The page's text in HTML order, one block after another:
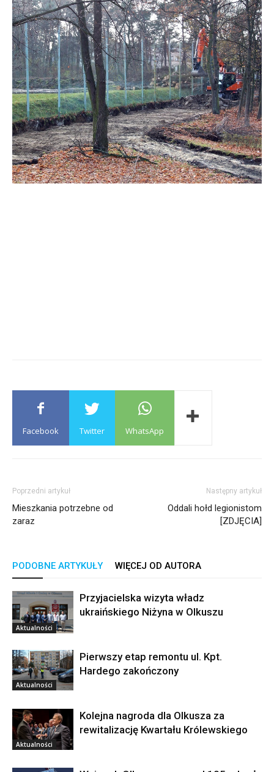
Facebook Twitter WhatsApp
Poprzedni artykuł
Mieszkania potrzebne od
zaraz
Następny artykuł
Oddali hołd legionistom
[ZDJĘCIA]
PODOBNE ARTYKUŁY WIĘCEJ OD AUTORA
Aktualności
Przyjacielska wizyta władz
ukraińskiego Niżyna w Olkuszu
Aktualności
Pierwszy etap remontu ul. Kpt.
Hardego zakończony
Aktualności
Kolejna nagroda dla Olkusza za
rewitalizację Kwartału Królewskiego